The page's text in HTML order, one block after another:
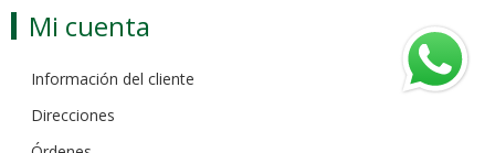
Mi cuenta
Información del cliente
Direcciones